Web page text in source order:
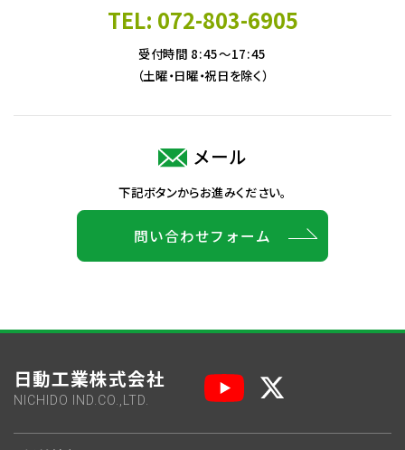
TEL: 072-803-6905
受付時間 8:45～17:45
（土曜・日曜・祝日を除く）
メール
下記ボタンからお進みください。
問い合わせフォーム
日動工業株式会社
NICHIDO IND.CO.,LTD.